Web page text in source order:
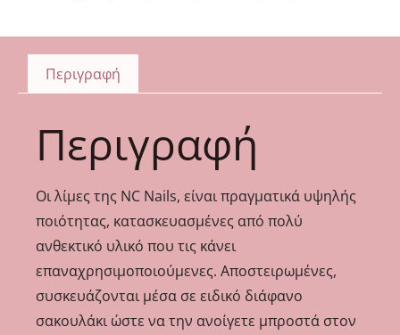
Περιγραφή
Περιγραφή
Οι λίμες της NC Nails, είναι πραγματικά υψηλής
ποιότητας, κατασκευασμένες από πολύ
ανθεκτικό υλικό που τις κάνει
επαναχρησιμοποιούμενες. Αποστειρωμένες,
συσκευάζονται μέσα σε ειδικό διάφανο
σακουλάκι ώστε να την ανοίγετε μπροστά στον